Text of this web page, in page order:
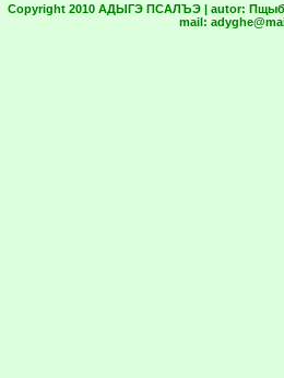
Copyright 2010 АДЫГЭ ПСАЛЪЭ | autor:
mail: